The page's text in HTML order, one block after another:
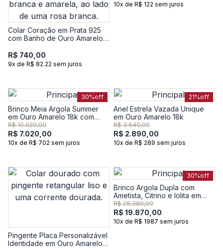
Colar Coração em Prata 925
com Banho de Ouro Amarelo
R$ 740,00
9x de R$ 82.22 sem juros
10x de R$ 122 sem juros
30%off
Brinco Meia Argola Summer
em Ouro Amarelo 18k com
Topázio Incolor
R$ 10.020,00
R$ 7.020,00
10x de R$ 702 sem juros
21%off
Anel Estrela Vazada Unique
em Ouro Amarelo 18k
R$ 3.640,00
R$ 2.890,00
10x de R$ 289 sem juros
Pingente Placa Personalizável
Identidade em Ouro Amarelo
30%off
Brinco Argola Dupla com
Ametista, Citrino e Iolita em
Ouro Amarelo 18k
R$ 28.380,00
R$ 19.870,00
10x de R$ 1987 sem juros